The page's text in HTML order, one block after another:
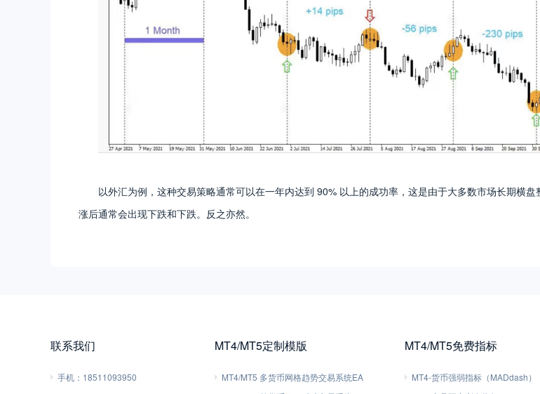
以外汇为例，这种交易策略通常可以在一年内达到 90% 以上的成功率，这是由于大多数市场长期横盘
涨后通常会出现下跌和下跌。反之亦然。
联系我们
手机： 18511093950
MT4/MT5定制模版
MT4/MT5 多货币网格趋势交易系统EA
MT4/MT5免费指标
MT4-货币强弱指标（MADdash）